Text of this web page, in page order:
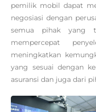
pemilik mobil dapat
negosiasi dengan
semua pihak yang
mempercepat
meningkatkan
yang sesuai dengan
asuransi dan juga dari